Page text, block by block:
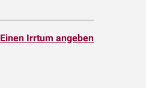
Einen Irrtum angeben